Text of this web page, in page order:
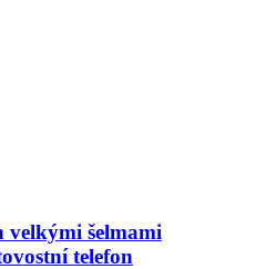
velkými šelmami
telefon